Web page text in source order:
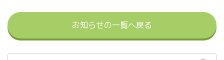
お知らせの一覧へ戻る